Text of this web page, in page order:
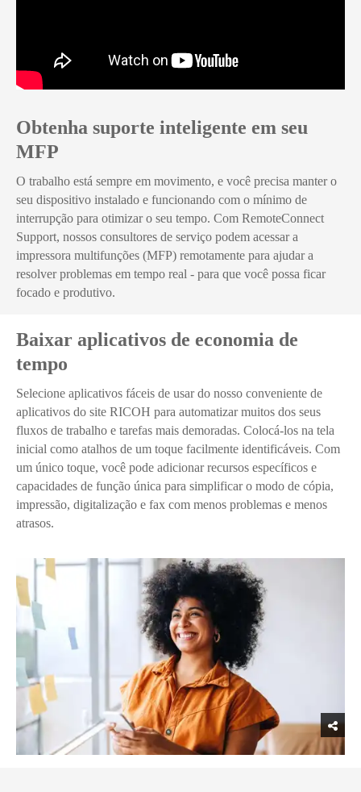
Obtenha suporte inteligente em seu
MFP
O trabalho está sempre em movimento, e você precisa manter o
seu dispositivo instalado e funcionando com o mínimo de
interrupção para otimizar o seu tempo. Com RemoteConnect
Support, nossos consultores de serviço podem acessar a
impressora multifunções (MFP) remotamente para ajudar a
resolver problemas em tempo real - para que você possa ficar
focado e produtivo.
Baixar aplicativos de economia de
tempo
Selecione aplicativos fáceis de usar do nosso conveniente de
aplicativos do site RICOH para automatizar muitos dos seus
fluxos de trabalho e tarefas mais demoradas. Colocá-los na tela
inicial como atalhos de um toque facilmente identificáveis. Com
um único toque, você pode adicionar recursos específicos e
capacidades de função única para simplificar o modo de cópia,
impressão, digitalização e fax com menos problemas e menos
atrasos.